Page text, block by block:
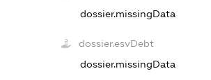
dossier.missingData
dossier.esvDebt
dossier.missingData